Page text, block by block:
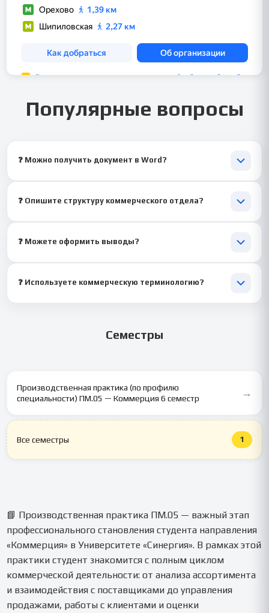
Популярные вопросы
❓ Можно получить документ в Word?
к сдаче.
❓ Опишите структуру коммерческого отдела?
под формат ПМ.05.
❓ Можете оформить выводы?
деятельностью. Они подчеркнут ваш опыт.
❓ Используете коммерческую терминологию?
Семестры
Производственная практика (по профилю
специальности) ПМ.05 — Коммерция 6 семестр
→
Все семестры 1
📘 Производственная практика ПМ.05 — важный этап
профессионального становления студента направления
«Коммерция» в Университете «Синергия». В рамках этой
практики студент знакомится с полным циклом
коммерческой деятельности: от анализа ассортимента
и взаимодействия с поставщиками до управления
продажами, работы с клиентами и оценки